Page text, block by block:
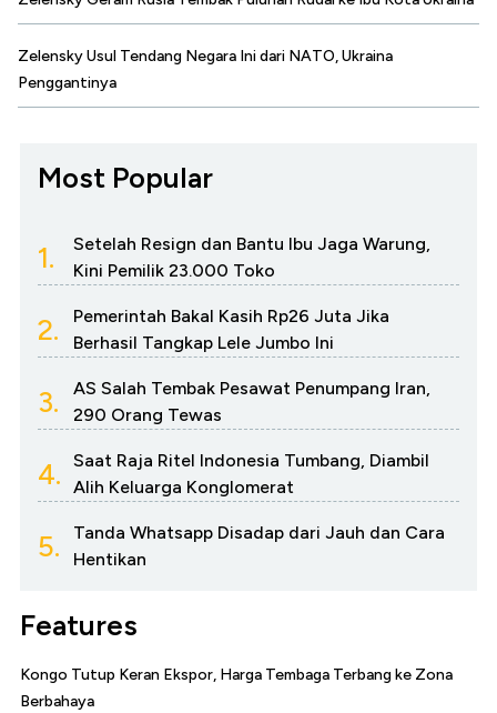
Zelensky Usul Tendang Negara Ini dari NATO, Ukraina
Penggantinya
Most Popular
1.
Setelah Resign dan Bantu Ibu Jaga Warung,
Kini Pemilik 23.000 Toko
2.
Pemerintah Bakal Kasih Rp26 Juta Jika
Berhasil Tangkap Lele Jumbo Ini
3.
AS Salah Tembak Pesawat Penumpang Iran,
290 Orang Tewas
4.
Saat Raja Ritel Indonesia Tumbang, Diambil
Alih Keluarga Konglomerat
5.
Tanda Whatsapp Disadap dari Jauh dan Cara
Hentikan
Features
Kongo Tutup Keran Ekspor, Harga Tembaga Terbang ke Zona
Berbahaya